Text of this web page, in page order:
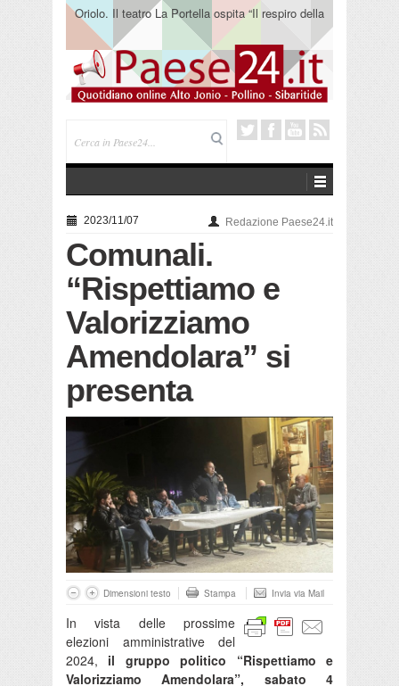
Oriolo. Il teatro La Portella ospita “Il respiro della
terra” del collettivo 365
2023/11/07 Redazione Paese24.it
Comunali.
“Rispettiamo e
Valorizziamo
Amendolara” si
presenta
Dimensioni testo Stampa Invia via Mail
In vista delle prossime
elezioni amministrative del
2024, il gruppo politico “Rispettiamo e
Valorizziamo Amendolara”, sabato 4